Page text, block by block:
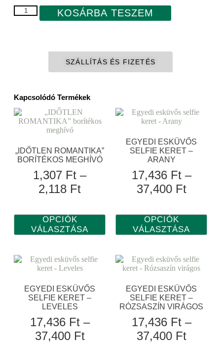
KOSÁRBA TESZEM
SZÁLLÍTÁS ÉS FIZETÉS
Kapcsolódó Termékek
„IDŐTLEN ROMANTIKA”
BORÍTÉKOS MEGHÍVÓ
1,307 Ft –
2,118 Ft
OPCIÓK
VÁLASZTÁSA
EGYEDI ESKÜVŐS
SELFIE KERET –
ARANY
17,436 Ft –
37,400 Ft
OPCIÓK
VÁLASZTÁSA
EGYEDI ESKÜVŐS
SELFIE KERET –
LEVELES
17,436 Ft –
37,400 Ft
EGYEDI ESKÜVŐS
SELFIE KERET –
RÓZSASZÍN VIRÁGOS
17,436 Ft –
37,400 Ft